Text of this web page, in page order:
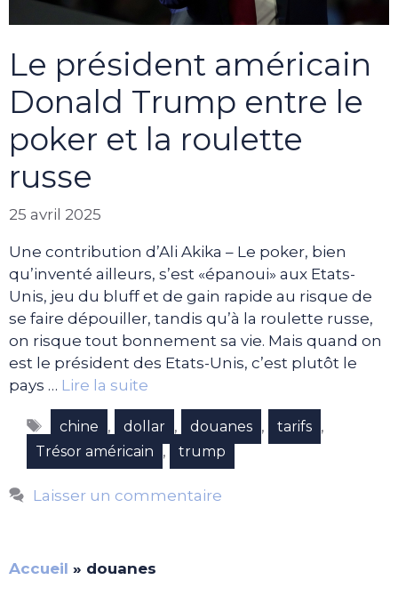
Le président américain
Donald Trump entre le
poker et la roulette
russe
25 avril 2025
Une contribution d’Ali Akika – Le poker, bien
qu’inventé ailleurs, s’est «épanoui» aux Etats-
Unis, jeu du bluff et de gain rapide au risque de
se faire dépouiller, tandis qu’à la roulette russe,
on risque tout bonnement sa vie. Mais quand on
est le président des Etats-Unis, c’est plutôt le
pays … Lire la suite
Étiquettes
chine , dollar , douanes , tarifs ,
Trésor américain , trump
Laisser un commentaire
Accueil » douanes